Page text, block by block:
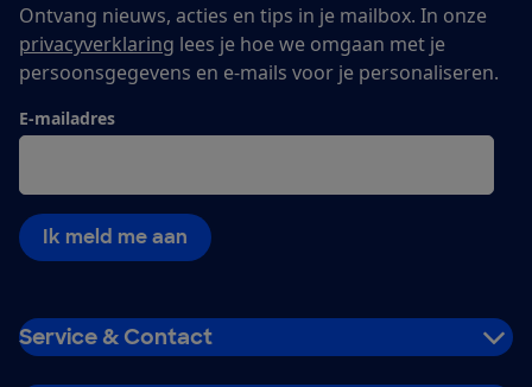
Ontvang nieuws, acties en tips in je mailbox. In onze
privacyverklaring lees je hoe we omgaan met je
persoonsgegevens en e-mails voor je personaliseren.
E-mailadres
Ik meld me aan
Service & Contact